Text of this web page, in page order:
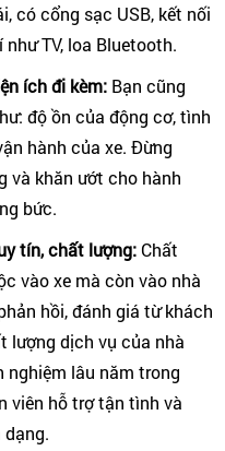
có cổng sạc USB, kết nối
TV, loa Bluetooth.
ích đi kèm: Bạn cũng
độ ồn của động cơ, tình
hành của xe. Đừng
và khăn ướt cho hành
bức.
tín, chất lượng: Chất
vào xe mà còn vào nhà
hồi, đánh giá từ khách
lượng dịch vụ của nhà
nghiệm lâu năm trong
viên hỗ trợ tận tình và